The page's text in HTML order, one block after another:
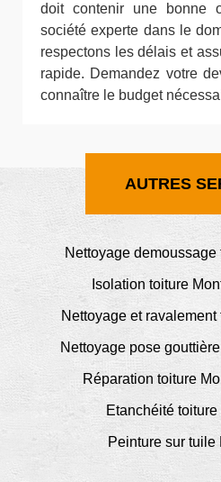
doit contenir une bonne
société experte dans le
respectons les délais et
rapide. Demandez votre
connaître le budget
AUTRES
Nettoyage demoussage
Isolation toiture
Nettoyage et
Nettoyage pose
Réparation toiture
Etanchéité
Peinture sur tuile